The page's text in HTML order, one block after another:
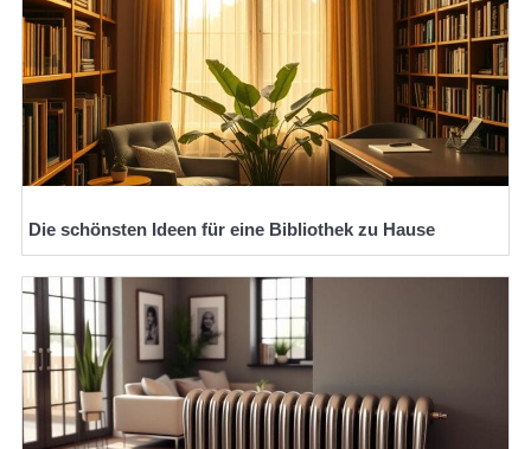
Die schönsten Ideen für eine Bibliothek zu Hause